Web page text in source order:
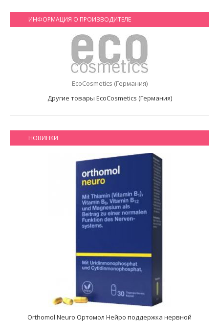
ИНФОРМАЦИЯ О ПРОИЗВОДИТЕЛЕ
EcoCosmetics (Германия)
Другие товары EcoCosmetics (Германия)
НОВИНКИ
Orthomol Neuro Ортомол Нейро поддержка нервной